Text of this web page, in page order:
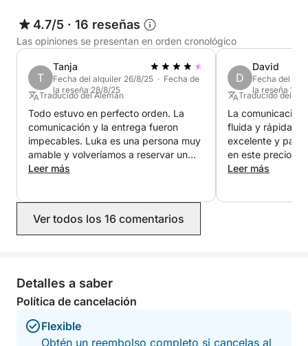
donde podrá explorar numerosos parajes preciosos
y disfrutar de la costa croata.
Para cualquier consulta, póngase en contacto con
nosotros a través de la plataforma Click&Boat.
¡Esperamos verle pronto!
4.7/5 · 16 reseñas
Las opiniones se presentan en orden cronológico
T
Tanja
Fecha del alquiler 26/8/25 · Fecha de
la reseña 28/8/25
Traducido del Alemán
Todo estuvo en perfecto orden. La
comunicación y la entrega fueron
impecables. Luka es una persona muy
amable y volveríamos a reservar un
barco con él sin dudarlo.
Leer más
D
David
Fecha del
la reseña 15/
Traducido del
La comunicación
fluida y rápida.
excelente y
en este precioso
Leer más
Ver todos los 16 comentarios
Detalles a saber
Política de cancelación
Flexible
Obtén un reembolso completo si cancelas al